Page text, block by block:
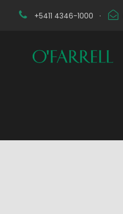
+5411 4346-1000 ·